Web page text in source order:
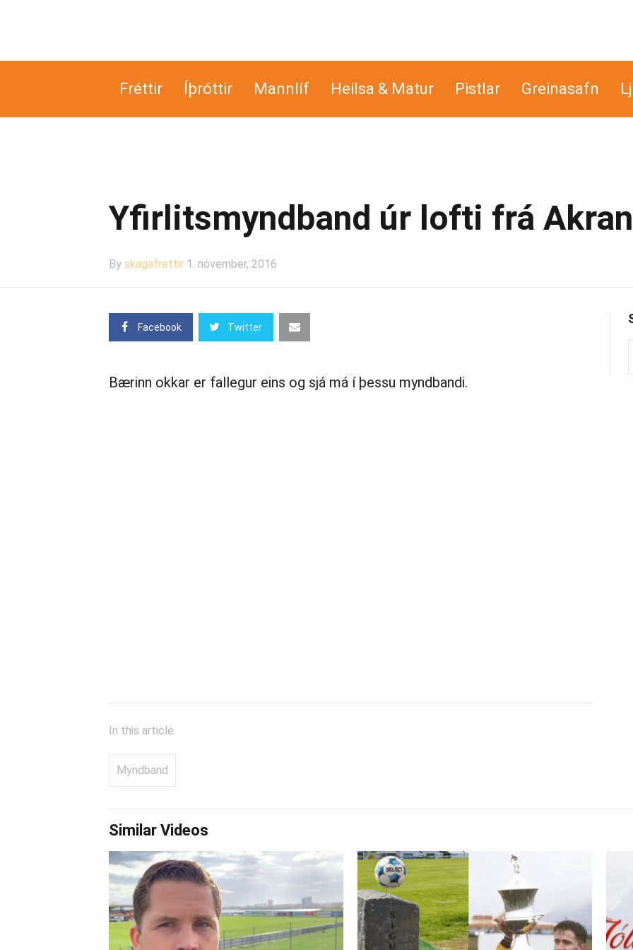
Fréttir Íþróttir Mannlíf Heilsa & Matur Pistlar Greinasafn
Yfirlitsmyndband úr lofti frá
By skagafrettir 1. nóvember, 2016
Facebook Twitter
Bærinn okkar er fallegur eins og sjá má í þessu myndbandi.
In this article
Myndband
Similar Videos